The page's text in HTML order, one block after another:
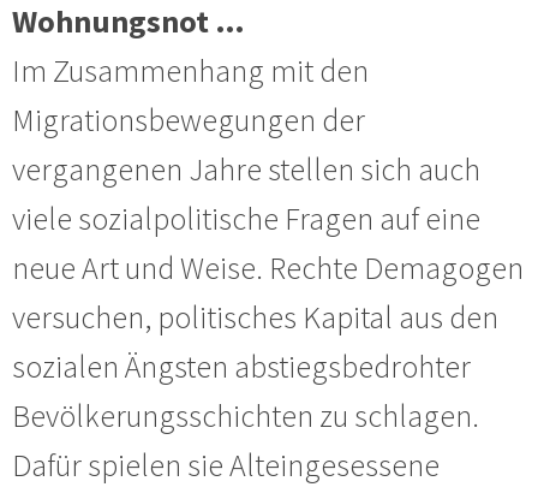
Wohnungsnot …
Im Zusammenhang mit den
Migrationsbewegungen der
vergangenen Jahre stellen sich auch
viele sozialpolitische Fragen auf eine
neue Art und Weise. Rechte Demagogen
versuchen, politisches Kapital aus den
sozialen Ängsten abstiegsbedrohter
Bevölkerungsschichten zu schlagen.
Dafür spielen sie Alteingesessene